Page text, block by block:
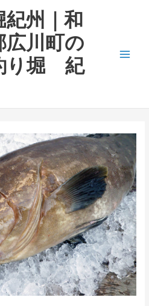
紀州｜和
広川町の
り堀 紀